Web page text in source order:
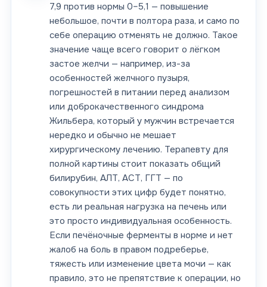
7,9 против нормы 0–5,1 — повышение
небольшое, почти в полтора раза, и само по
себе операцию отменять не должно. Такое
значение чаще всего говорит о лёгком
застое желчи — например, из-за
особенностей желчного пузыря,
погрешностей в питании перед анализом
или доброкачественного синдрома
Жильбера, который у мужчин встречается
нередко и обычно не мешает
хирургическому лечению. Терапевту для
полной картины стоит показать общий
билирубин, АЛТ, АСТ, ГГТ — по
совокупности этих цифр будет понятно,
есть ли реальная нагрузка на печень или
это просто индивидуальная особенность.
Если печёночные ферменты в норме и нет
жалоб на боль в правом подреберье,
тяжесть или изменение цвета мочи — как
правило, это не препятствие к операции, но